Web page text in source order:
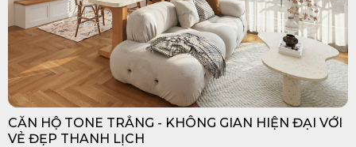
CĂN HỘ TONE TRẮNG - KHÔNG GIAN HIỆN ĐẠI VỚI
VẺ ĐẸP THANH LỊCH